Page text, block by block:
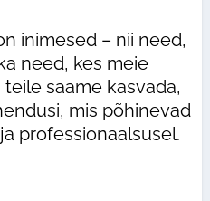
inimesed – nii need,
need, kes meie
saame kasvada,
mis põhinevad
professionaalsusel.